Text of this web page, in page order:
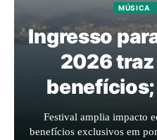
MÚSICA
Ingresso
2026
Festival amplia impacto
benefícios exclusivos em